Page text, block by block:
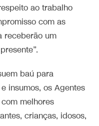
ao trabalho
com as
receberão um
baú para
insumos, os Agentes
melhores
crianças, idosos,